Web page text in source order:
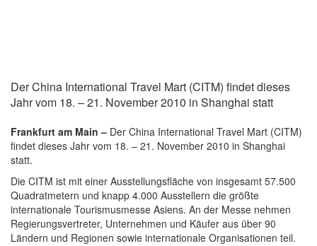
Der China International Travel Mart (CITM) findet dieses
Jahr vom 18. – 21. November 2010 in Shanghai statt
Frankfurt am Main – Der China International Travel Mart (CITM)
findet dieses Jahr vom 18. – 21. November 2010 in Shanghai
statt.
Die CITM ist mit einer Ausstellungsfläche von insgesamt 57.500
Quadratmetern und knapp 4.000 Ausstellern die größte
internationale Tourismusmesse Asiens. An der Messe nehmen
Regierungsvertreter, Unternehmen und Käufer aus über 90
Ländern und Regionen sowie internationale Organisationen teil.